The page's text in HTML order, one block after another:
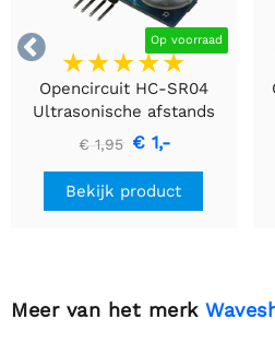
 Op voorraad
Opencircuit HC-SR04
Ultrasonische afstands
detectie module
€ 1,95 € 1,-
Bekijk product
Meer van het merk